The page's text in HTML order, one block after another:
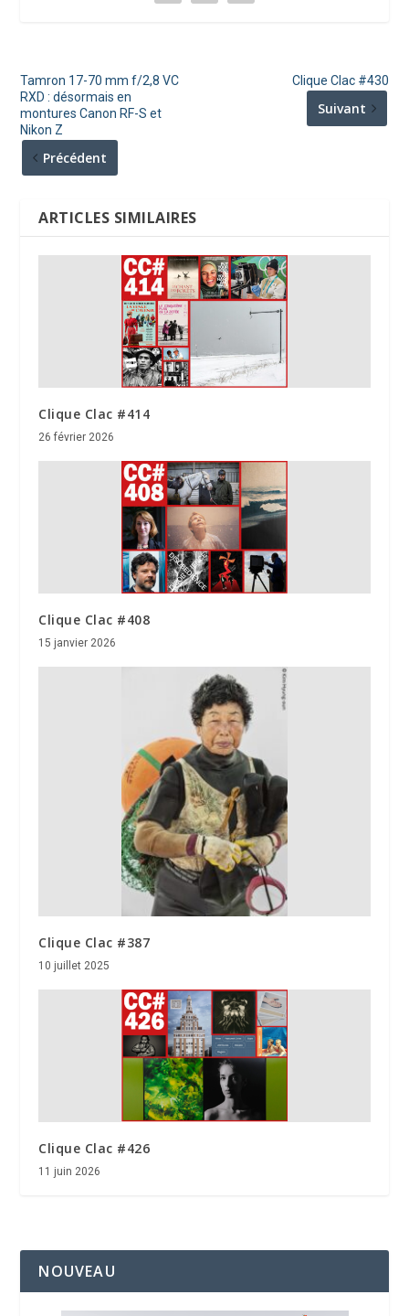
Tamron 17-70 mm f/2,8 VC
RXD : désormais en
montures Canon RF-S et
Nikon Z
Précédent
Clique Clac #430
Suivant
ARTICLES SIMILAIRES
Clique Clac #414
26 février 2026
Clique Clac #408
15 janvier 2026
Clique Clac #387
10 juillet 2025
Clique Clac #426
11 juin 2026
NOUVEAU